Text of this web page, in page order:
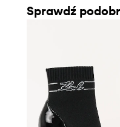
Sprawdź